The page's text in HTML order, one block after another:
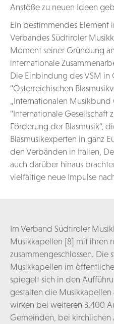
Anstöße zu neuen Ideen
Ein bestimmendes Element
Verbandes Südtiroler
Moment seiner Gründung
internationale
Die Einbindung des VSM
“Österreichischen
„Internationalen Musikbund
“Internationale Gesellschaft
Förderung der Blasmusik”,
Blasmusikexperten in ganz
den Verbänden in Italien,
auch darüber hinaus
vielfältige neue Impulse
Im Verband Südtiroler
Musikkapellen [8] mit ihren
zusammengeschlossen. Die
Musikkapellen im
spiegelt sich in den
gestalten die
wirken bei weiteren 3.400
Gemeinden, bei kirchlichen